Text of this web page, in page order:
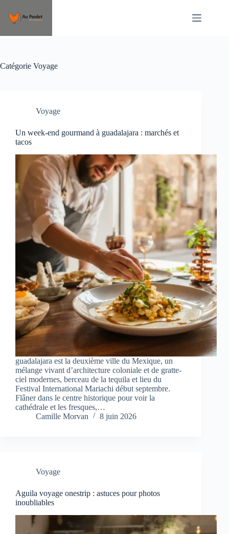
contenu
Catégorie Voyage
Voyage
Un week-end gourmand à guadalajara : marchés et
tacos
guadalajara est la deuxième ville du Mexique, un
mélange vivant d’architecture coloniale et de gratte-
ciel modernes, berceau de la tequila et lieu du
Festival International Mariachi début septembre.
Flâner dans le centre historique pour voir la
cathédrale et les fresques,…
Camille Morvan
8 juin 2026
Voyage
Aguila voyage onestrip : astuces pour photos
inoubliables